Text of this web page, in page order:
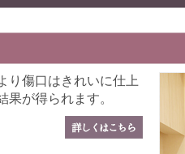
り傷口はきれいに仕上
が得られます。